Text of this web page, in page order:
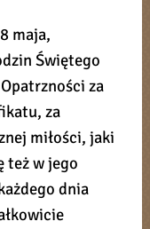
maja,
Świętego
za
za
miłości, jaki
też w jego
dnia